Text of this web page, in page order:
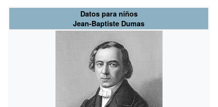
Datos para niños
Jean-Baptiste Dumas